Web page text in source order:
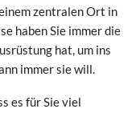
zentralen Ort in
haben Sie immer die
hat, um ins
immer sie will.
es für Sie viel